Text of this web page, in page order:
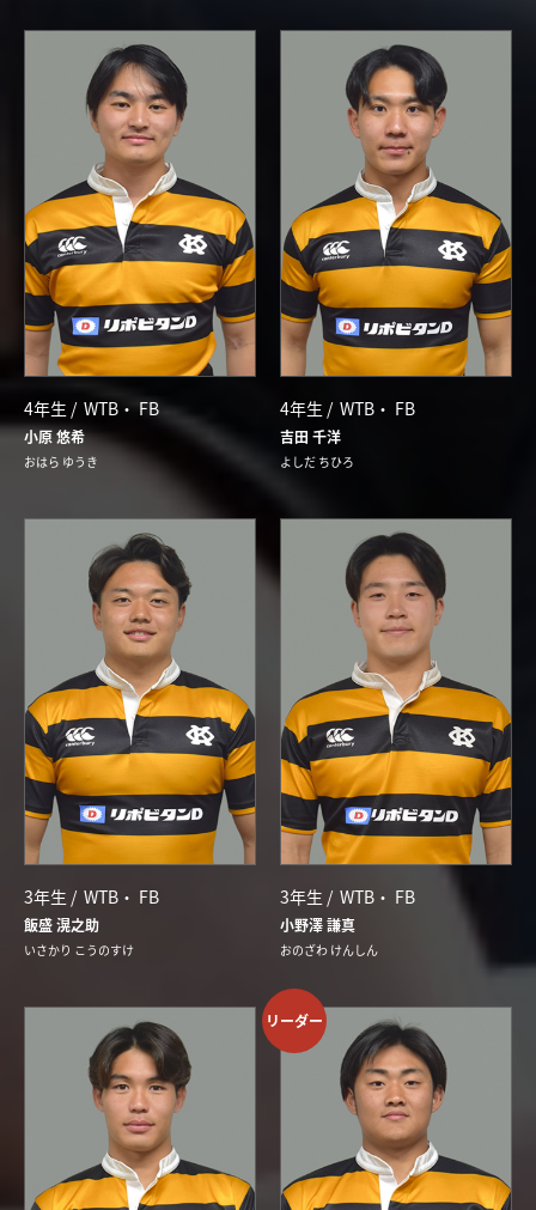
4年生 / WTB FB
小原 悠希
おはら ゆうき
4年生 / WTB FB
吉田 千洋
よしだ ちひろ
3年生 / WTB FB
飯盛 滉之助
いさかり こうのすけ
3年生 / WTB FB
小野澤 謙真
おのざわ けんしん
リーダー